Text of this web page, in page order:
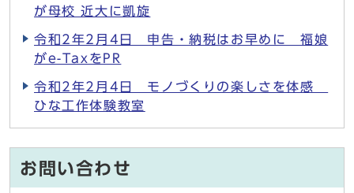
が母校 近大に凱旋
令和2年2月4日 申告・納税はお早めに 福娘
がe-TaxをPR
令和2年2月4日 モノづくりの楽しさを体感
ひな工作体験教室
お問い合わせ